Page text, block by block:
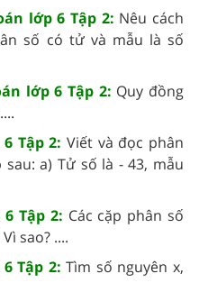
lớp 6 Tập 2: Nêu cách
số có tử và mẫu là số
lớp 6 Tập 2: Quy đồng
Tập 2: Viết và đọc phân
a) Tử số là - 43, mẫu
Tập 2: Các cặp phân số
sao? ....
Tập 2: Tìm số nguyên x,